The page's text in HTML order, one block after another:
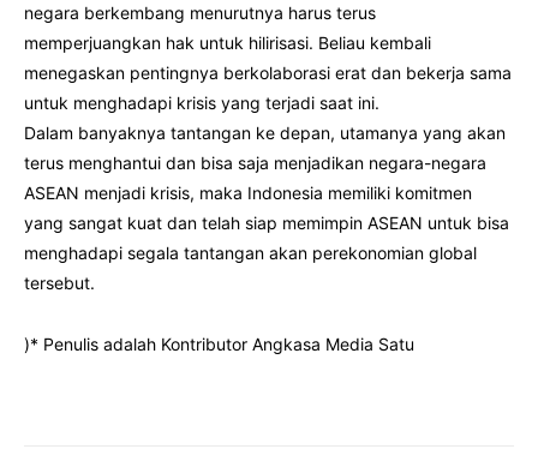
negara berkembang menurutnya harus terus
memperjuangkan hak untuk hilirisasi. Beliau kembali
menegaskan pentingnya berkolaborasi erat dan bekerja sama
untuk menghadapi krisis yang terjadi saat ini.
Dalam banyaknya tantangan ke depan, utamanya yang akan
terus menghantui dan bisa saja menjadikan negara-negara
ASEAN menjadi krisis, maka Indonesia memiliki komitmen
yang sangat kuat dan telah siap memimpin ASEAN untuk bisa
menghadapi segala tantangan akan perekonomian global
tersebut.
)* Penulis adalah Kontributor Angkasa Media Satu